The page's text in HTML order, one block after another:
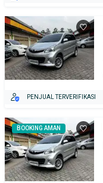
PENJUAL TERVERIFIKASI
BOOKING AMAN